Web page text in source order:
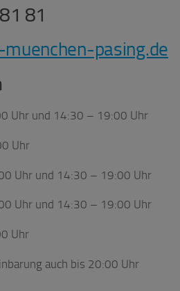
81
pasing.de
und 14:30 – 19:00 Uhr
Uhr
Uhr und 14:30 – 19:00 Uhr
Uhr und 14:30 – 19:00 Uhr
Uhr
auch bis 20:00 Uhr